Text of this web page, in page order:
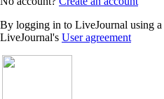
By logging in to LiveJournal using
LiveJournal's User agreement